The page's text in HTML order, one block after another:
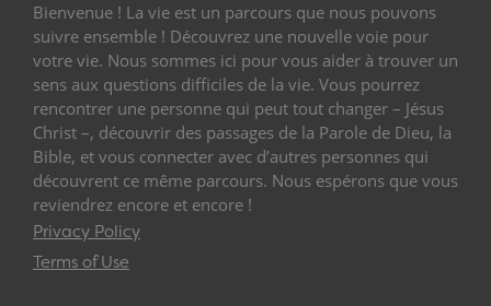
Bienvenue ! La vie est un parcours que nous pouvons
suivre ensemble ! Découvrez une nouvelle voie pour
votre vie. Nous sommes ici pour vous aider à trouver un
sens aux questions difficiles de la vie. Vous pourrez
rencontrer une personne qui peut tout changer – Jésus
Christ –, découvrir des passages de la Parole de Dieu, la
Bible, et vous connecter avec d’autres personnes qui
découvrent ce même parcours. Nous espérons que vous
reviendrez encore et encore !
Privacy Policy
Terms of Use